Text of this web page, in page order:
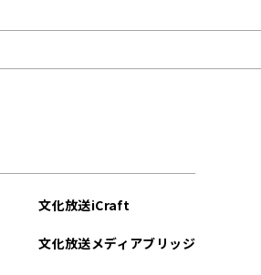
文化放送iCraft
文化放送メディアブリッジ